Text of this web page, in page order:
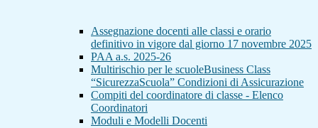
Assegnazione docenti alle classi e orario
definitivo in vigore dal giorno 17 novembre 2025
PAA a.s. 2025-26
Multirischio per le scuoleBusiness Class
“SicurezzaScuola” Condizioni di Assicurazione
Compiti del coordinatore di classe - Elenco
Coordinatori
Moduli e Modelli Docenti